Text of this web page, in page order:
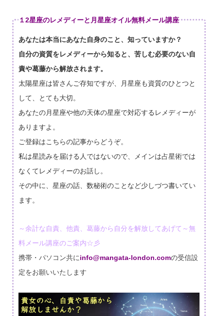
１2星座のレメディーと月星座オイル無料メール講座
あなたは本当にあなた自身のこと、知っていますか？
自分の資質をレメディーから知ると、苦しむ必要のない自
責や葛藤から解放されます。
太陽星座は皆さんご存知ですが、月星座も資質のひとつと
して、とても大切。
あなたの月星座や他の天体の星座で対応するレメディーが
ありますよ。
ご登録はこちらの記事からどうぞ。
私は星読みを届ける人ではないので、メインは占星術では
なくてレメディーのお話し。
その中に、星座の話、数秘術のことなど少しづつ書いてい
ます。
～余計な自責、他責、葛藤から自分を解放してあげて～無
料メール講座のご案内☆彡
携帯・パソコン共にinfo@mangata-london.comの受信設
定をお願いいたします